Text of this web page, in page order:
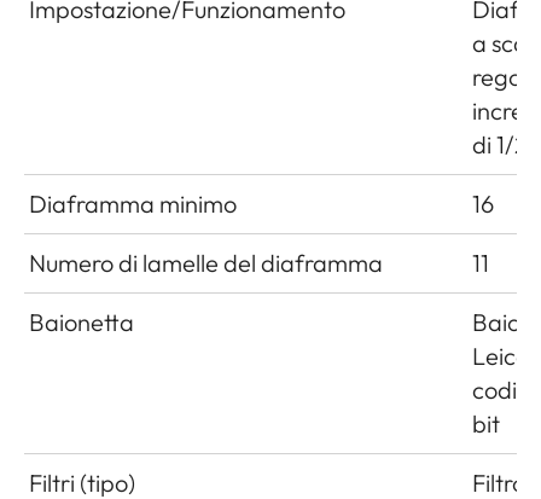
Impostazione/Funzionamento
a
di 1/2
Diaframma minimo
16
Numero di lamelle del diaframma
11
Baionetta
Leica
bit
Filtri (tipo)
Filtro